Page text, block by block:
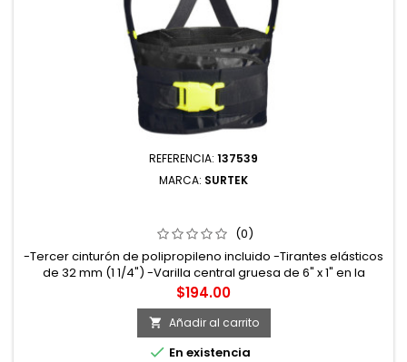
REFERENCIA: 137539
MARCA: SURTEK
(0)
-Tercer cinturón de polipropileno incluido -Tirantes elásticos
de 32 mm (1 1/4") -Varilla central gruesa de 6" x 1" en la
espalda -Cuatro varillas plásticas de 6" x 1/2" distribuidas en
la espalda -Herrajes plásticos de alta resistencia Talla:
Mediana
Precio
$194.00
 Añadir al carrito
 En existencia